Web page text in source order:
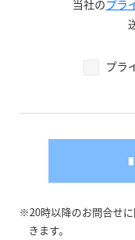
当社のプラ
プラ
※20時以降のお問合せ
きます。